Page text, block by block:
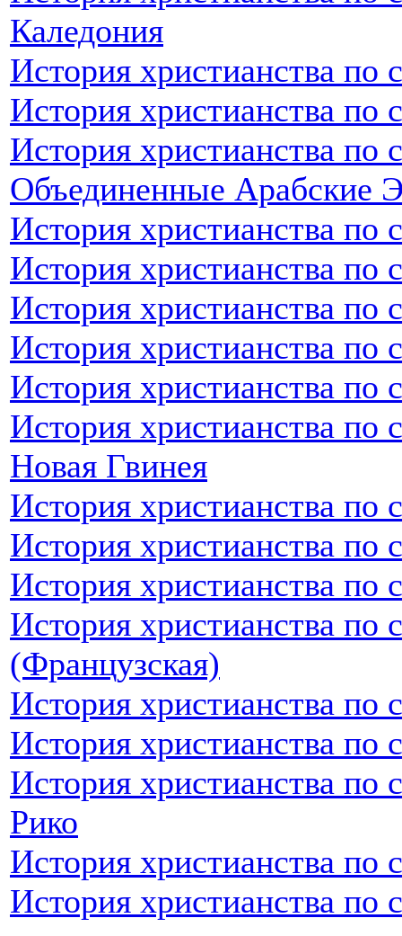
Каледония
История христианства по
История христианства
История христианства по
Объединенные Арабские
История христианства
История христианства по
История христианства по
История христианства по
История христианства
История христианства по
Новая Гвинея
История христианства по
История христианства по
История христианства по
История христианства по
(Французская)
История христианства
История христианства по
История христианства по
Рико
История христианства
История христианства по